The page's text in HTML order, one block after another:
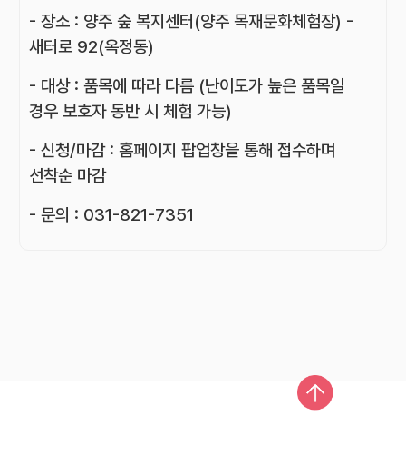
- 장소 : 양주 숲 복지센터(양주 목재문화체험장) -
새터로 92(옥정동)
- 대상 : 품목에 따라 다름 (난이도가 높은 품목일
경우 보호자 동반 시 체험 가능)
- 신청/마감 : 홈페이지 팝업창을 통해 접수하며
선착순 마감
- 문의 : 031-821-7351